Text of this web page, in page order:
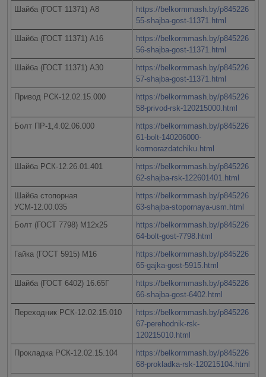
Шайба (ГОСТ 11371) А8
https://belkormmash.by/p845226
55-shajba-gost-11371.html
Шайба (ГОСТ 11371) А16
https://belkormmash.by/p845226
56-shajba-gost-11371.html
Шайба (ГОСТ 11371) А30
https://belkormmash.by/p845226
57-shajba-gost-11371.html
Привод РСК-12.02.15.000
https://belkormmash.by/p845226
58-privod-rsk-120215000.html
Болт ПР-1,4.02.06.000
https://belkormmash.by/p845226
61-bolt-140206000-
kormorazdatchiku.html
Шайба РСК-12.26.01.401
https://belkormmash.by/p845226
62-shajba-rsk-122601401.html
Шайба стопорная
УСМ-12.00.035
https://belkormmash.by/p845226
63-shajba-stopornaya-usm.html
Болт (ГОСТ 7798) М12х25
https://belkormmash.by/p845226
64-bolt-gost-7798.html
Гайка (ГОСТ 5915) М16
https://belkormmash.by/p845226
65-gajka-gost-5915.html
Шайба (ГОСТ 6402) 16.65Г
https://belkormmash.by/p845226
66-shajba-gost-6402.html
Переходник РСК-12.02.15.010
https://belkormmash.by/p845226
67-perehodnik-rsk-
120215010.html
Прокладка РСК-12.02.15.104
https://belkormmash.by/p845226
68-prokladka-rsk-120215104.html